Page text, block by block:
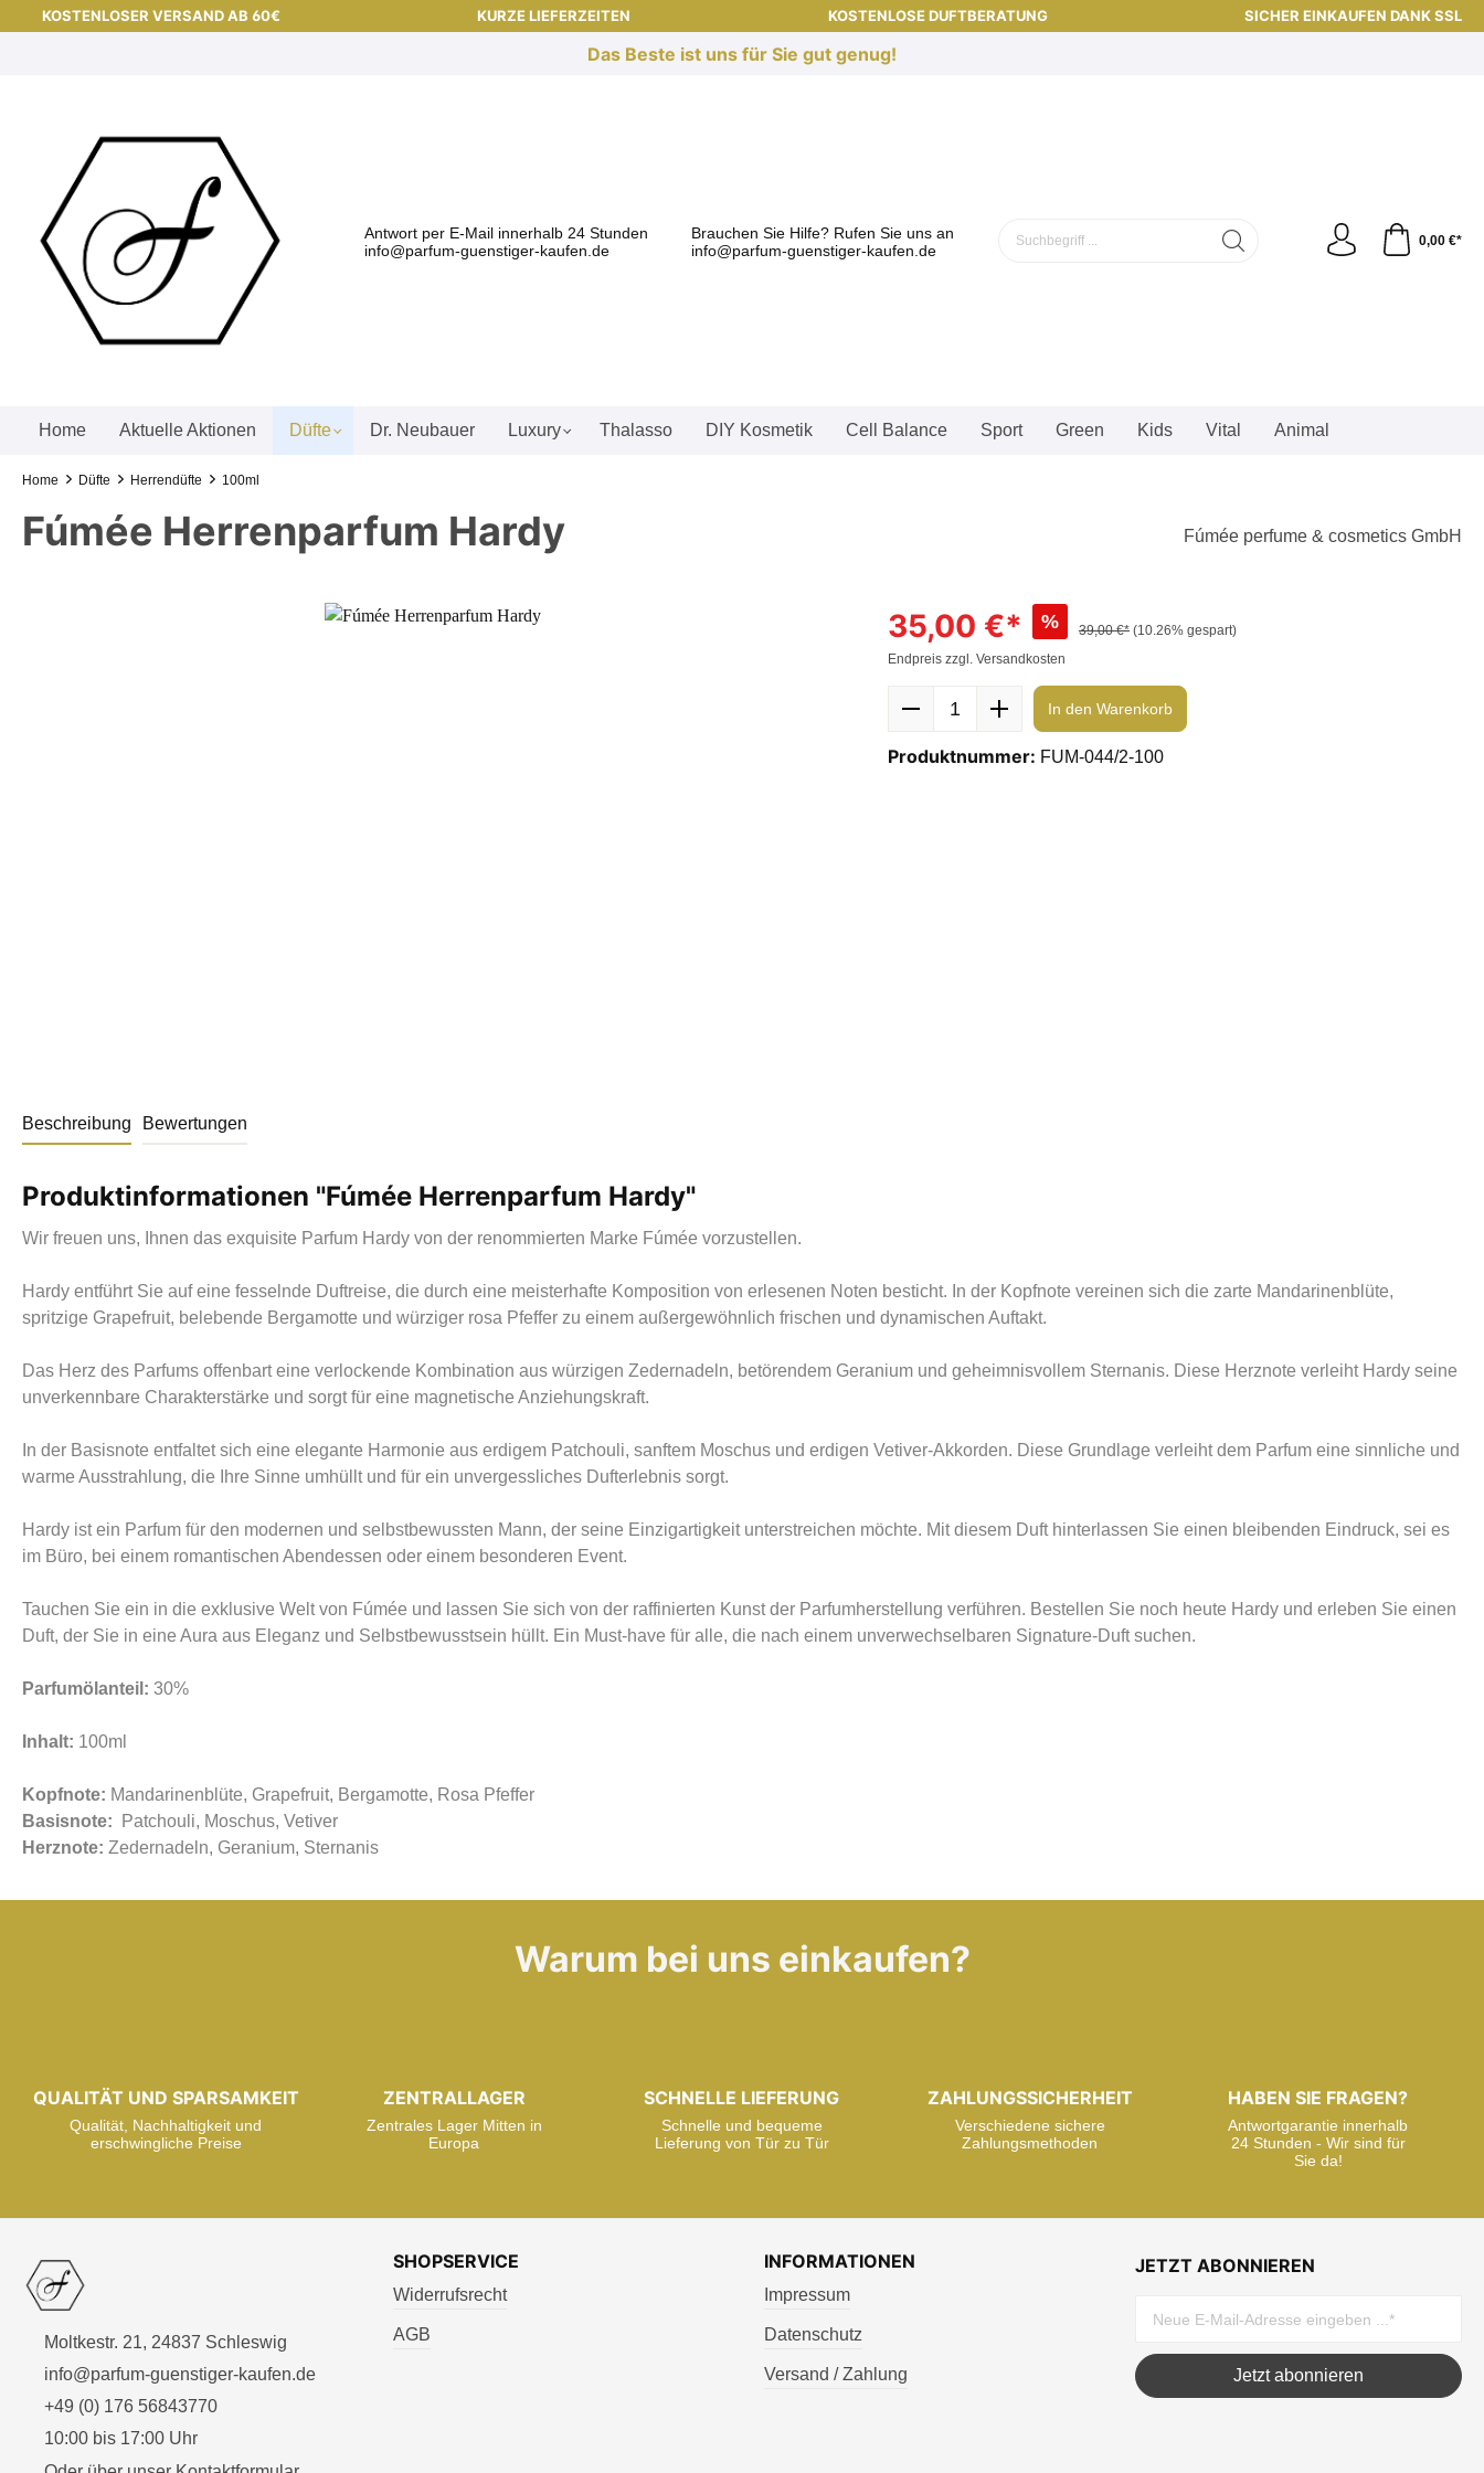
KOSTENLOSER VERSAND AB 60€ KURZE LIEFERZEITEN KOSTENLOSE DUFTBERATUNG SICHER EINKAUFEN DANK SSL
Das Beste ist uns für Sie gut genug!
Antwort per E-Mail innerhalb 24 Stunden
info@parfum-guenstiger-kaufen.de
Brauchen Sie Hilfe? Rufen Sie uns an
info@parfum-guenstiger-kaufen.de
0,00 €*
Home Aktuelle Aktionen Düfte Dr. Neubauer Luxury Thalasso DIY Kosmetik Cell Balance Sport Green Kids Vital Animal
Home Düfte Herrendüfte 100ml
Fúmée Herrenparfum Hardy Fúmée perfume & cosmetics GmbH
35,00 €* % 39,00 €* (10.26% gespart)
Endpreis zzgl. Versandkosten
In den Warenkorb
Produktnummer: FUM-044/2-100
Beschreibung Bewertungen
Produktinformationen "Fúmée Herrenparfum Hardy"
Wir freuen uns, Ihnen das exquisite Parfum Hardy von der renommierten Marke Fúmée vorzustellen.
Hardy entführt Sie auf eine fesselnde Duftreise, die durch eine meisterhafte Komposition von erlesenen Noten besticht. In der Kopfnote vereinen sich die zarte Mandarinenblüte,
spritzige Grapefruit, belebende Bergamotte und würziger rosa Pfeffer zu einem außergewöhnlich frischen und dynamischen Auftakt.
Das Herz des Parfums offenbart eine verlockende Kombination aus würzigen Zedernadeln, betörendem Geranium und geheimnisvollem Sternanis. Diese Herznote verleiht Hardy seine
unverkennbare Charakterstärke und sorgt für eine magnetische Anziehungskraft.
In der Basisnote entfaltet sich eine elegante Harmonie aus erdigem Patchouli, sanftem Moschus und erdigen Vetiver-Akkorden. Diese Grundlage verleiht dem Parfum eine sinnliche und
warme Ausstrahlung, die Ihre Sinne umhüllt und für ein unvergessliches Dufterlebnis sorgt.
Hardy ist ein Parfum für den modernen und selbstbewussten Mann, der seine Einzigartigkeit unterstreichen möchte. Mit diesem Duft hinterlassen Sie einen bleibenden Eindruck, sei es
im Büro, bei einem romantischen Abendessen oder einem besonderen Event.
Tauchen Sie ein in die exklusive Welt von Fúmée und lassen Sie sich von der raffinierten Kunst der Parfumherstellung verführen. Bestellen Sie noch heute Hardy und erleben Sie einen
Duft, der Sie in eine Aura aus Eleganz und Selbstbewusstsein hüllt. Ein Must-have für alle, die nach einem unverwechselbaren Signature-Duft suchen.
Parfumölanteil: 30%
Inhalt: 100ml
Kopfnote: Mandarinenblüte, Grapefruit, Bergamotte, Rosa Pfeffer
Basisnote: Patchouli, Moschus, Vetiver
Herznote: Zedernadeln, Geranium, Sternanis
Warum bei uns einkaufen?
QUALITÄT UND SPARSAMKEIT
Qualität, Nachhaltigkeit und
erschwingliche Preise
ZENTRALLAGER
Zentrales Lager Mitten in
Europa
SCHNELLE LIEFERUNG
Schnelle und bequeme
Lieferung von Tür zu Tür
ZAHLUNGSSICHERHEIT
Verschiedene sichere
Zahlungsmethoden
HABEN SIE FRAGEN?
Antwortgarantie innerhalb
24 Stunden - Wir sind für
Sie da!
Moltkestr. 21, 24837 Schleswig
info@parfum-guenstiger-kaufen.de
+49 (0) 176 56843770
10:00 bis 17:00 Uhr
SHOPSERVICE
Widerrufsrecht
AGB
INFORMATIONEN
Impressum
Datenschutz
Versand / Zahlung
JETZT ABONNIEREN
Jetzt abonnieren